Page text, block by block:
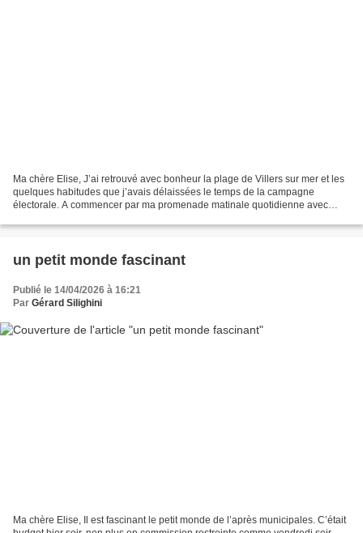
Ma chère Elise, J’ai retrouvé avec bonheur la plage de Villers sur mer et les
quelques habitudes que j’avais délaissées le temps de la campagne
électorale. A commencer par ma promenade matinale quotidienne avec
un petit monde fascinant
Publié le 14/04/2026 à 16:21
Par Gérard Silighini
Ma chère Elise, Il est fascinant le petit monde de l’après municipales. C’était